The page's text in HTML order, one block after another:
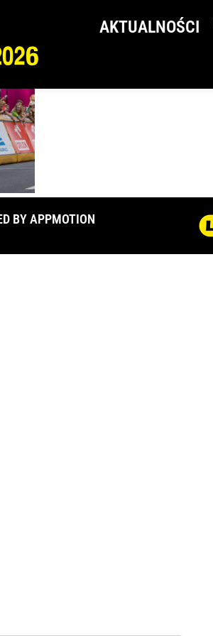
AKTUALNOŚCI
BYAPPMOTION